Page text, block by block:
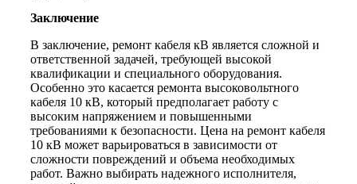
Заключение
В заключение, ремонт кабеля кВ является сложной и
ответственной задачей, требующей высокой
квалификации и специального оборудования.
Особенно это касается ремонта высоковольтного
кабеля 10 кВ, который предполагает работу с
высоким напряжением и повышенными
требованиями к безопасности. Цена на ремонт кабеля
10 кВ может варьироваться в зависимости от
сложности повреждений и объема необходимых
работ. Важно выбирать надежного исполнителя,